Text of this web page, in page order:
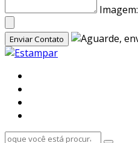
Imagem:
Enviar Contato